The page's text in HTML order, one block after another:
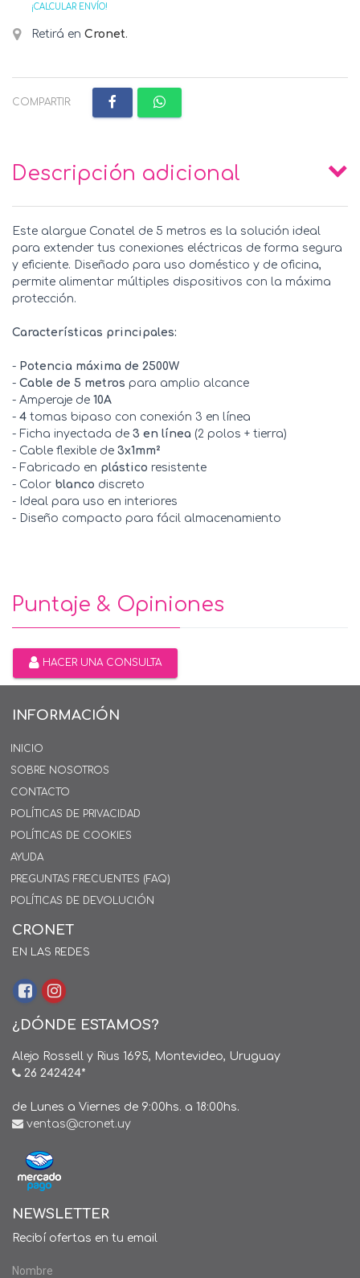
¡CALCULAR ENVÍO!
Retirá en Cronet.
COMPARTIR:
Descripción adicional
Este alargue Conatel de 5 metros es la solución ideal
para extender tus conexiones eléctricas de forma segura
y eficiente. Diseñado para uso doméstico y de oficina,
permite alimentar múltiples dispositivos con la máxima
protección.
Características principales:
- Potencia máxima de 2500W
- Cable de 5 metros para amplio alcance
- Amperaje de 10A
- 4 tomas bipaso con conexión 3 en línea
- Ficha inyectada de 3 en línea (2 polos + tierra)
- Cable flexible de 3x1mm²
- Fabricado en plástico resistente
- Color blanco discreto
- Ideal para uso en interiores
- Diseño compacto para fácil almacenamiento
Puntaje & Opiniones
HACER UNA CONSULTA
INFORMACIÓN
INICIO
SOBRE NOSOTROS
CONTACTO
POLÍTICAS DE PRIVACIDAD
POLÍTICAS DE COOKIES
AYUDA
PREGUNTAS FRECUENTES (FAQ)
POLÍTICAS DE DEVOLUCIÓN
CRONET
EN LAS REDES
¿DÓNDE ESTAMOS?
Alejo Rossell y Rius 1695, Montevideo, Uruguay
26 242424*
de Lunes a Viernes de 9:00hs. a 18:00hs.
ventas@cronet.uy
NEWSLETTER
Recibí ofertas en tu email